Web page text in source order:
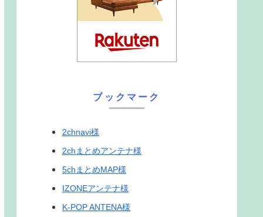
ブックマーク
2chnavi様
2chまとめアンテナ様
5chまとめMAP様
IZONEアンテナ様
K-POP ANTENA様